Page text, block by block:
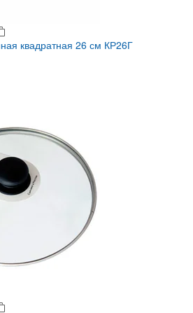
квадратная 26 см КР26Г